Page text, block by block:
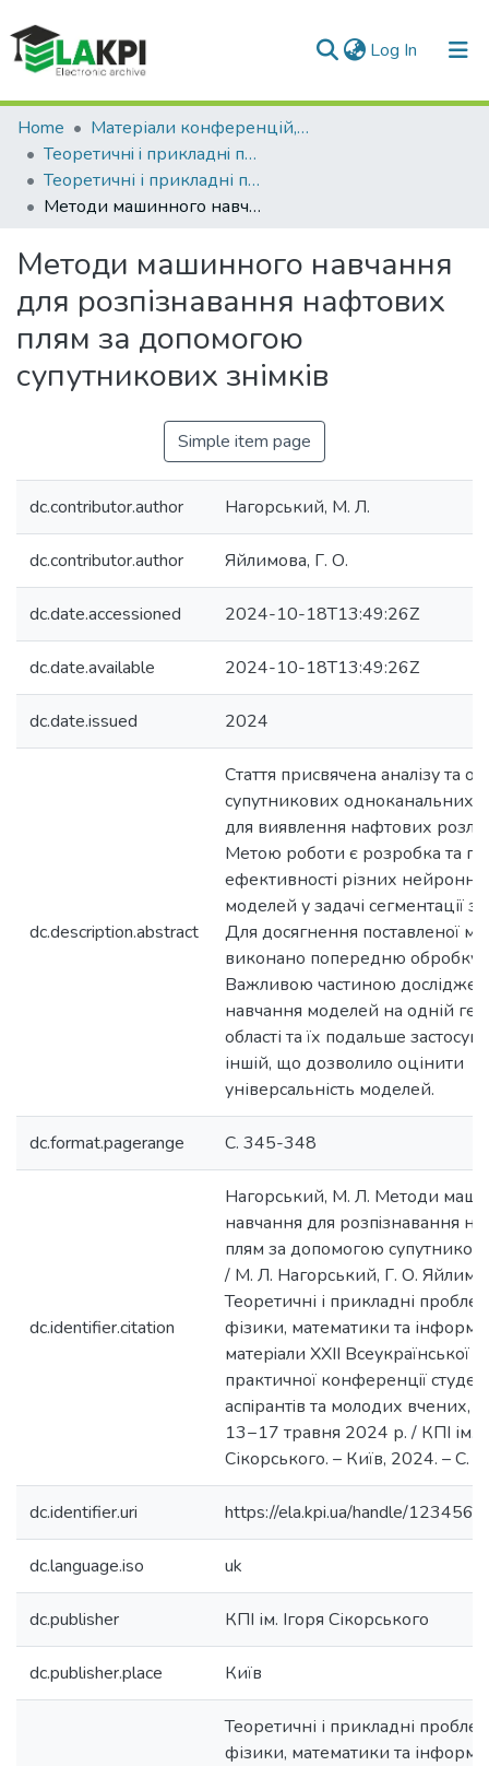
Log In (current)
Communities & Collections
All of DSpace
Statistics
Home
Матеріали конференцій, семінарів і т.п.
Теоретичнi i прикладнi проблеми фiзики, математики та інформатики
Теоретичні і прикладні проблеми фізики, математики та інформатики (22 ; 2024 ; Київ)
Методи машинного навчання для розпiзнавання нафтових плям за допомогою супутникових знiмкiв
Методи машинного навчання
для розпiзнавання нафтових
плям за допомогою
супутникових знiмкiв
Simple item page
dc.contributor.author Нагорський, М. Л.
dc.contributor.author Яйлимова, Г. О.
dc.date.accessioned 2024-10-18T13:49:26Z
dc.date.available 2024-10-18T13:49:26Z
dc.date.issued 2024
dc.description.abstract
Стаття присвячена аналізу та
супутникових одноканальних
для виявлення нафтових
Метою роботи є розробка та
ефективності різних
моделей у задачі сегментації
Для досягнення поставленої
виконано попередню обробку
Важливою частиною
навчання моделей на одній
області та їх подальше
іншій, що дозволило оцінити
універсальність моделей.
dc.format.pagerange С. 345-348
dc.identifier.citation
Нагорський, М. Л. Методи
навчання для розпiзнавання
плям за допомогою
/ М. Л. Нагорський, Г. О.
Теоретичні і прикладні
фізики, математики та
матерiали XXII Всеукраїнської
практичної конференцiї
аспiрантiв та молодих вчених,
13−17 травня 2024 р. / КПІ ім.
Сікорського. – Київ, 2024. – С.
dc.identifier.uri https://ela.kpi.ua/handle/
dc.language.iso uk
dc.publisher КПІ ім. Ігоря Сікорського
dc.publisher.place Київ
Теоретичні і прикладні
фізики, математики та